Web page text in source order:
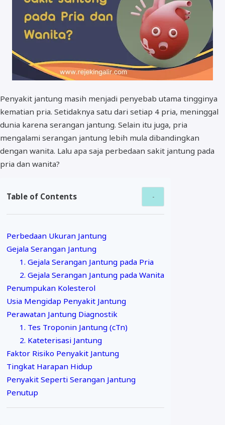
Penyakit jantung masih menjadi penyebab utama tingginya
kematian pria. Setidaknya satu dari setiap 4 pria, meninggal
dunia karena serangan jantung. Selain itu juga, pria
mengalami serangan jantung lebih mula dibandingkan
dengan wanita. Lalu apa saja perbedaan sakit jantung pada
pria dan wanita?
Table of Contents
Perbedaan Ukuran Jantung
Gejala Serangan Jantung
1. Gejala Serangan Jantung pada Pria
2. Gejala Serangan Jantung pada Wanita
Penumpukan Kolesterol
Usia Mengidap Penyakit Jantung
Perawatan Jantung Diagnostik
1. Tes Troponin Jantung (cTn)
2. Kateterisasi Jantung
Faktor Risiko Penyakit Jantung
Tingkat Harapan Hidup
Penyakit Seperti Serangan Jantung
Penutup